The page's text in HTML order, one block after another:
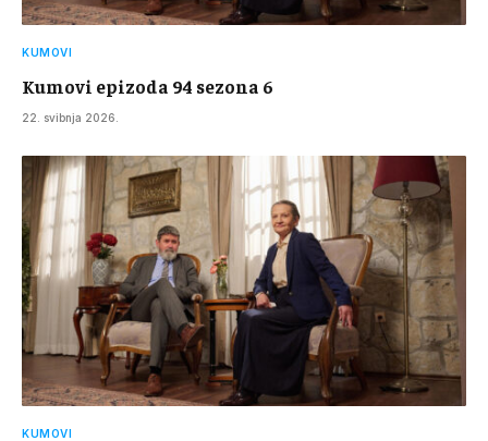
KUMOVI
Kumovi epizoda 94 sezona 6
22. svibnja 2026.
KUMOVI